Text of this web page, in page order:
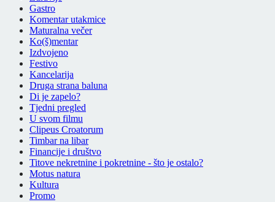
Gastro
Komentar utakmice
Maturalna večer
Ko(š)mentar
Izdvojeno
Festivo
Kancelarija
Druga strana baluna
Di je zapelo?
Tjedni pregled
U svom filmu
Clipeus Croatorum
Timbar na libar
Financije i društvo
Titove nekretnine i pokretnine - što je ostalo?
Motus natura
Kultura
Promo